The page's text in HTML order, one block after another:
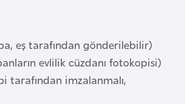
eş tarafından gönderilebilir)
evlilik cüzdanı fotokopisi)
tarafından imzalanmalı,